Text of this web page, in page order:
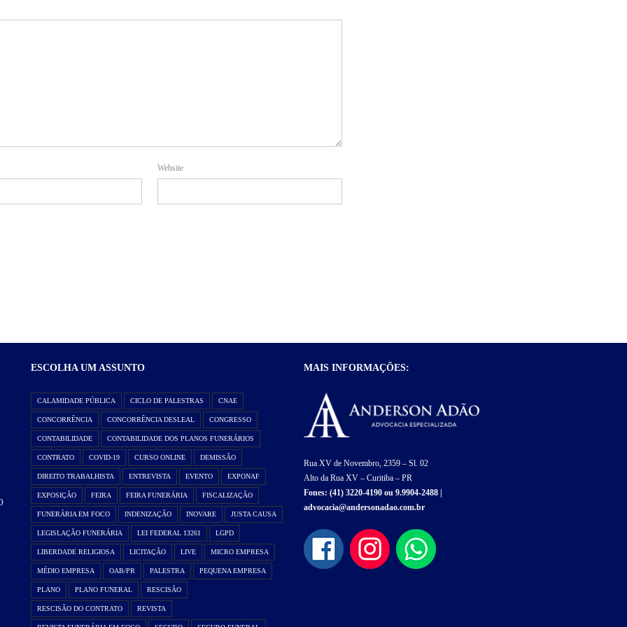
Website
ESCOLHA UM ASSUNTO
CALAMIDADE PÚBLICA CICLO DE PALESTRAS CNAE
CONCORRÊNCIA CONCORRÊNCIA DESLEAL CONGRESSO
CONTABILIDADE CONTABILIDADE DOS PLANOS FUNERÁRIOS
CONTRATO COVID-19 CURSO ONLINE DEMISSÃO
DIREITO TRABALHISTA ENTREVISTA EVENTO EXPONAF
EXPOSIÇÃO FEIRA FEIRA FUNERÁRIA FISCALIZAÇÃO
FUNERÁRIA EM FOCO INDENIZAÇÃO INOVARE JUSTA CAUSA
LEGISLAÇÃO FUNERÁRIA LEI FEDERAL 13261 LGPD
LIBERDADE RELIGIOSA LICITAÇÃO LIVE MICRO EMPRESA
MÉDIO EMPRESA OAB/PR PALESTRA PEQUENA EMPRESA
PLANO PLANO FUNERAL RESCISÃO
RESCISÃO DO CONTRATO REVISTA
MAIS INFORMAÇÕES:
Rua XV de Novembro, 2359 – Sl. 02
Alto da Rua XV – Curitiba – PR
Fones: (41) 3220-4190ou 9.9904-2488|
advocacia@andersonadao.com.br